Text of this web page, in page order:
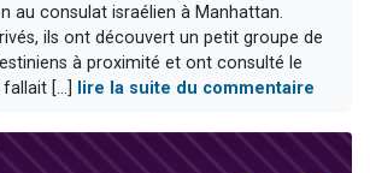
au consulat israélien à Manhattan.
ils ont découvert un petit groupe de
à proximité et ont consulté le
[...]
lire la suite du commentaire